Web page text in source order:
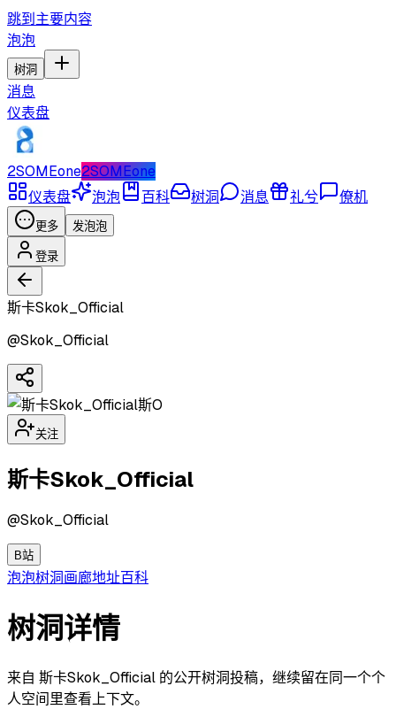
跳到主要内容
泡泡
树洞
消息
仪表盘
2SOMEone2SOMEone
仪表盘
泡泡 百科 树洞 消息 礼兮 僚机
更多 发泡泡
登录
斯卡Skok_Official
@Skok_Official
斯O
关注
斯卡Skok_Official
@Skok_Official
B站
泡泡树洞画廊地址百科
树洞详情
来自 斯卡Skok_Official 的公开树洞投稿，继续留在同一个个
人空间里查看上下文。